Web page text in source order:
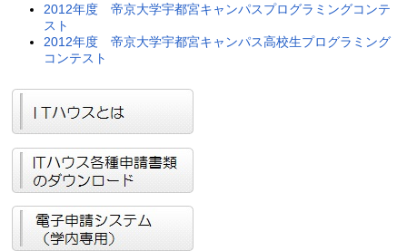
2012年度 帝京大学宇都宮キャンパスプログラミングコンテ
スト
2012年度 帝京大学宇都宮キャンパス高校生プログラミング
コンテスト